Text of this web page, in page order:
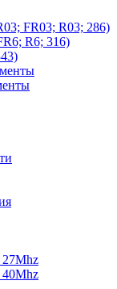
FR03; R03; 286)
R6; 316)